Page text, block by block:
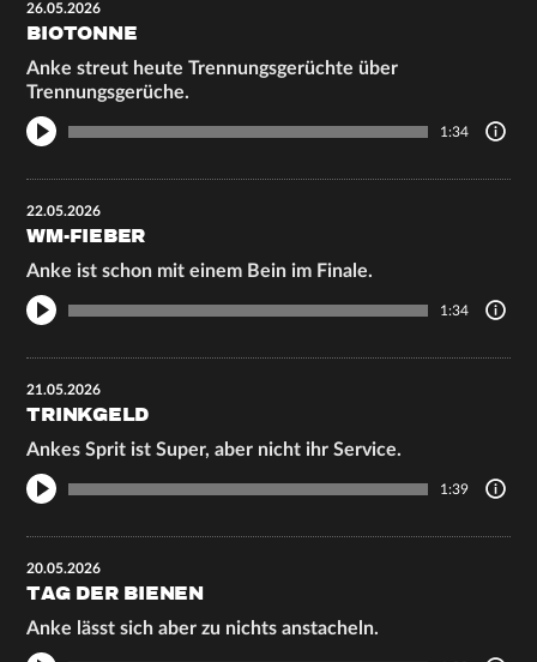
26.05.2026
BIOTONNE
Anke streut heute Trennungsgerüchte über
Trennungsgerüche.
1:34
22.05.2026
WM-FIEBER
Anke ist schon mit einem Bein im Finale.
1:34
21.05.2026
TRINKGELD
Ankes Sprit ist Super, aber nicht ihr Service.
1:39
20.05.2026
TAG DER BIENEN
Anke lässt sich aber zu nichts anstacheln.